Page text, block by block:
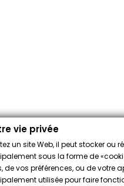
vie privée
un site Web, il peut stocker ou
sous la forme de
de vos préférences, ou de votre
utilisée pour faire